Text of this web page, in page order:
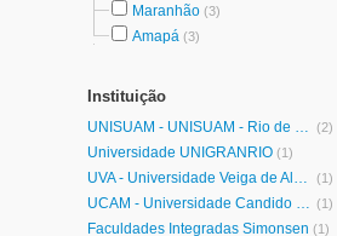
Maranhão (3)
Amapá (3)
Instituição
UNISUAM - UNISUAM - Rio de Janeiro (2)
Universidade UNIGRANRIO (1)
UVA - Universidade Veiga de Almeida (1)
UCAM - Universidade Candido Mendes (1)
Faculdades Integradas Simonsen (1)